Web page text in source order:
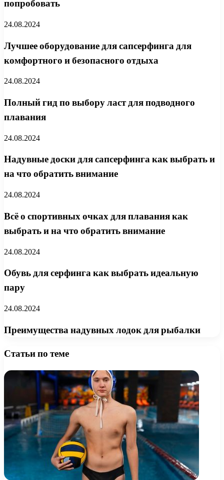
попробовать
24.08.2024
Лучшее оборудование для сапсерфинга для
комфортного и безопасного отдыха
24.08.2024
Полный гид по выбору ласт для подводного
плавания
24.08.2024
Надувные доски для сапсерфинга как выбрать и
на что обратить внимание
24.08.2024
Всё о спортивных очках для плавания как
выбрать и на что обратить внимание
24.08.2024
Обувь для серфинга как выбрать идеальную
пару
24.08.2024
Преимущества надувных лодок для рыбалки
Статьи по теме